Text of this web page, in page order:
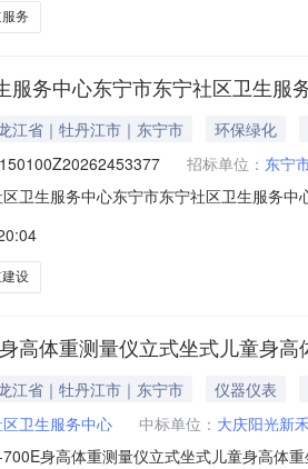
务
服务中心东宁市东宁社区卫生服
江省｜牡丹江市｜东宁市
环保绿化
招标单位： 东宁
卫生服务中心东宁市东宁社区卫生服务
卫生服务中心社区健康步道服务项目项
。二、落实其他政府采购政策
设
高体重测量仪立式坐式儿童身
江省｜牡丹江市｜东宁市
仪器仪表
卫生服务中心 中标单位： 大庆阳光新
身高体重测量仪立式坐式儿童身高体